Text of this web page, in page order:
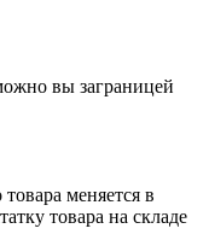
вы заграницей
меняется в
товара на складе